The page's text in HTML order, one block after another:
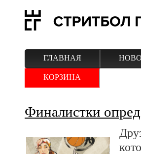
ГЛАВНАЯ
КОРЗИНА
Финалистки